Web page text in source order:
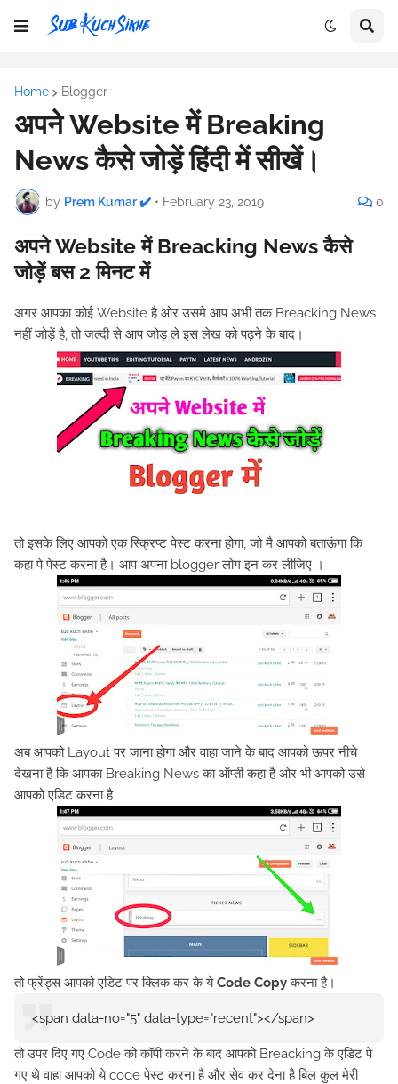
Home Blogger
अपने Website में Breaking
News कैसे जोड़ें हिंदी में सीखें।
by Prem Kumar ✔️ • February 23, 2019 0
अपने Website में Breacking News कैसे
जोड़ें बस 2 मिनट में
अगर आपका कोई Website है ओर उसमे आप अभी तक Breacking News
नहीं जोड़ें है, तो जल्दी से आप जोड़ ले इस लेख को पढ़ने के बाद।
तो इसके लिए आपको एक स्क्रिप्ट पेस्ट करना होगा, जो मै आपको बताऊंगा कि
कहा पे पेस्ट करना है। आप अपना blogger लोग इन कर लीजिए ।
अब आपको Layout पर जाना होगा और वाहा जाने के बाद आपको ऊपर नीचे
देखना है कि आपका Breaking News का ऑप्ती कहा है ओर भी आपको उसे
आपको एडिट करना है
तो फ्रेंड्स आपको एडिट पर क्लिक कर के येCode Copyकरना है।
<span data-no="5" data-type="recent"></span>
तो उपर दिए गए Code को कॉपी करने के बाद आपको Breacking के एडिट पे
गए थे वाहा आपको ये code पेस्ट करना है और सेव कर देना है बिल कुल मेरी